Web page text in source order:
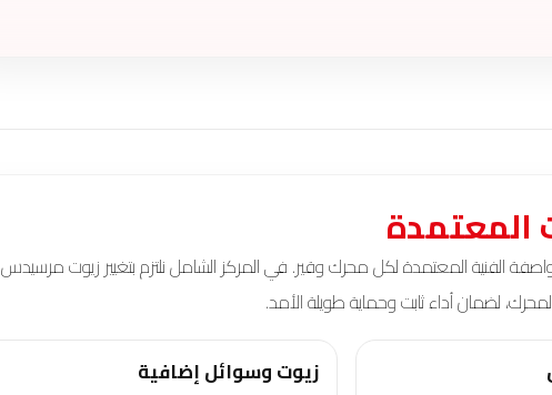
الفنية المعتمدة لكل محرك وقير. في المركز الشامل نلتزم بتغيير زيوت مرسيدس
لضمان أداء ثابت وحماية طويلة الأمد.
زيوت وسوائل إضافية